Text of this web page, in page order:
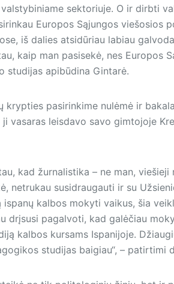
sektoriuje. O ir dirbti
Europos Sąjungos viešosios
iš dalies atsidūriau labiau
kaip man pasisekė, nes Europos
studijas apibūdina Gintarė.
krypties pasirinkime nulėmė ir
vasaras leisdavo savo gimtojoje
kad žurnalistika – ne man, viešieji
netrukau susidraugauti ir su
kalbos mokyti vaikus, šia
drįsusi pagalvoti, kad galėčiau
kalbos kursams Ispanijoje.
studijas baigiau“, – patirtimi